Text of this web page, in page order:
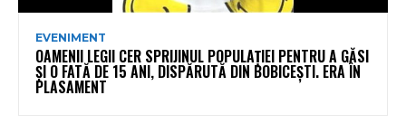
EVENIMENT
OAMENII LEGII CER SPRIJINUL POPULAȚIEI PENTRU A GĂSI
ȘI O FATĂ DE 15 ANI, DISPĂRUTĂ DIN BOBICEȘTI. ERA ÎN
PLASAMENT